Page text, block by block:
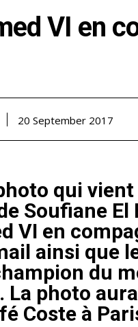
VI en
20 September 2017
qui
Soufiane
VI en
ainsi que
du
La photo
Coste à